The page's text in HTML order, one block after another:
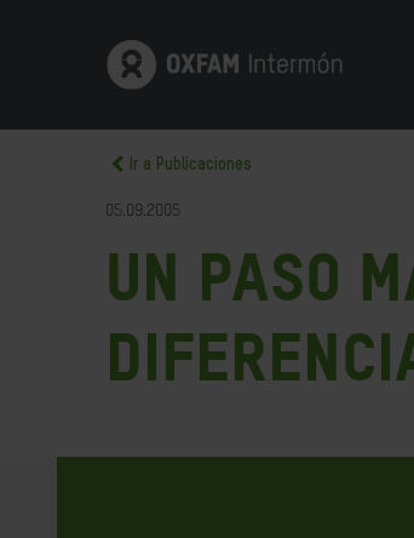
Ir a Publicaciones
05.09.2005
Un paso